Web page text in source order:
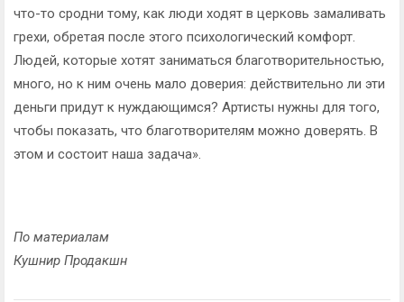
что-то сродни тому, как люди ходят в церковь замаливать
грехи, обретая после этого психологический комфорт.
Людей, которые хотят заниматься благотворительностью,
много, но к ним очень мало доверия: действительно ли эти
деньги придут к нуждающимся? Артисты нужны для того,
чтобы показать, что благотворителям можно доверять. В
этом и состоит наша задача».
По материалам
Кушнир Продакшн